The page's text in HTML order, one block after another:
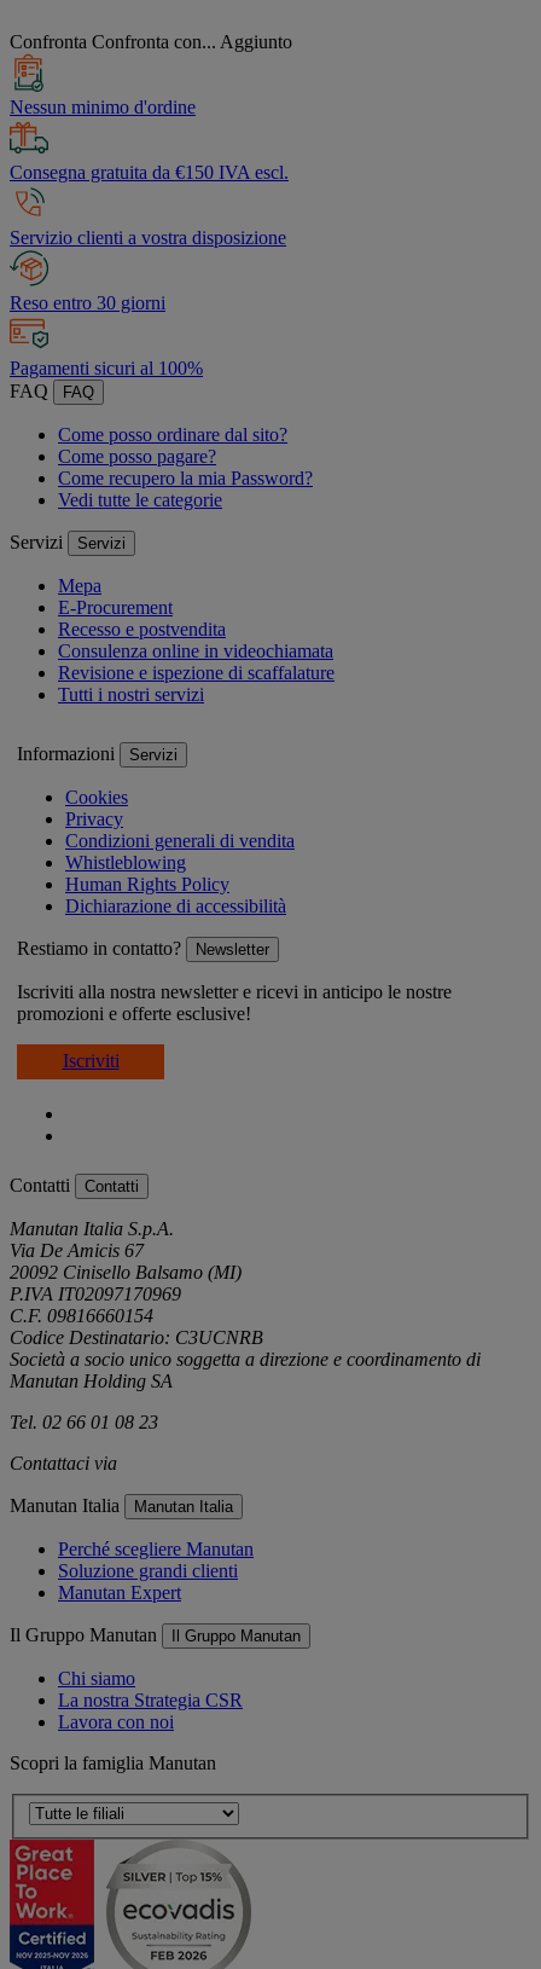
Confronta Confronta con... Aggiunto
Nessun minimo d'ordine
Consegna gratuita da €150 IVA escl.
Servizio clienti a vostra disposizione
Reso entro 30 giorni
Pagamenti sicuri al 100%
FAQ
FAQ
Come posso ordinare dal sito?
Come posso pagare?
Come recupero la mia Password?
Vedi tutte le categorie
Servizi Servizi
Mepa
E-Procurement
Recesso e postvendita
Consulenza online in videochiamata
Revisione e ispezione di scaffalature
Tutti i nostri servizi
Informazioni Servizi
Cookies
Privacy
Condizioni generali di vendita
Whistleblowing
Human Rights Policy
Dichiarazione di accessibilità
Restiamo in contatto? Newsletter
Iscriviti alla nostra newsletter e ricevi in anticipo le nostre
promozioni e offerte esclusive!
Iscriviti
Contatti Contatti
Manutan Italia S.p.A.
Via De Amicis 67
20092 Cinisello Balsamo (MI)
P.IVA IT02097170969
C.F. 09816660154
Codice Destinatario: C3UCNRB
Società a socio unico soggetta a direzione e coordinamento di
Manutan Holding SA
Tel. 02 66 01 08 23
Contattaci via
Manutan Italia Manutan Italia
Perché scegliere Manutan
Soluzione grandi clienti
Manutan Expert
Il Gruppo Manutan Il Gruppo Manutan
Chi siamo
La nostra Strategia CSR
Lavora con noi
Scopri la famiglia Manutan